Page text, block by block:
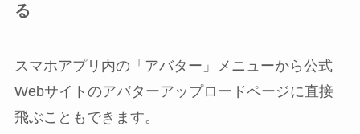
る
スマホアプリ内の「アバター」メニューから公式
Webサイトのアバターアップロードページに直接
飛ぶこともできます。